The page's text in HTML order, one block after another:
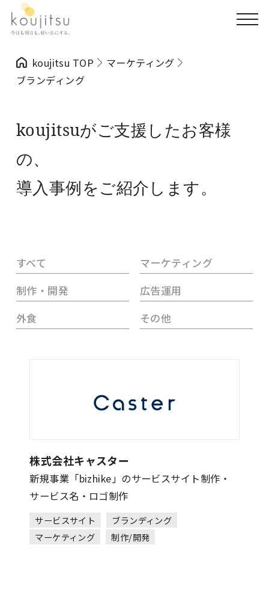
koujitsu TOP
マーケティング
ブランディング
koujitsuがご支援したお客様
の、
導入事例をご紹介します。
すべて
マーケティング
制作・開発
広告運用
外食
その他
株式会社キャスター
新規事業「bizhike」のサービスサイト制作・
サービス名・ロゴ制作
サービスサイト
ブランディング
マーケティング
制作/開発